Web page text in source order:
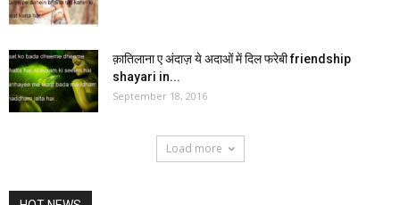
क़ातिलाना ए अंदाज़ ये अदाओं में दिल फरेबी friendship
shayari in...
September 18, 2016
Load more